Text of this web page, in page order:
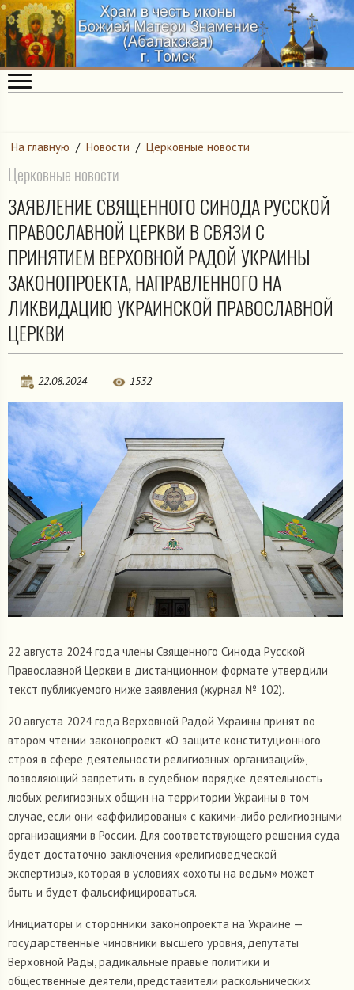
На главную / Новости / Церковные новости
Церковные новости
ЗАЯВЛЕНИЕ СВЯЩЕННОГО СИНОДА РУССКОЙ
ПРАВОСЛАВНОЙ ЦЕРКВИ В СВЯЗИ С
ПРИНЯТИЕМ ВЕРХОВНОЙ РАДОЙ УКРАИНЫ
ЗАКОНОПРОЕКТА, НАПРАВЛЕННОГО НА
ЛИКВИДАЦИЮ УКРАИНСКОЙ ПРАВОСЛАВНОЙ
ЦЕРКВИ
22.08.2024 1532
22 августа 2024 года члены Священного Синода Русской
Православной Церкви в дистанционном формате утвердили
текст публикуемого ниже заявления (журнал № 102).
20 августа 2024 года Верховной Радой Украины принят во
втором чтении законопроект «О защите конституционного
строя в сфере деятельности религиозных организаций»,
позволяющий запретить в судебном порядке деятельность
любых религиозных общин на территории Украины в том
случае, если они «аффилированы» с какими-либо религиозными
организациями в России. Для соответствующего решения суда
будет достаточно заключения «религиоведческой
экспертизы», которая в условиях «охоты на ведьм» может
быть и будет фальсифицироваться.
Инициаторы и сторонники законопроекта на Украине —
государственные чиновники высшего уровня, депутаты
Верховной Рады, радикальные правые политики и
общественные деятели, представители раскольнических